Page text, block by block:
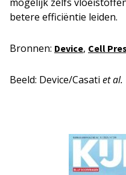
mogelijk zelfs
betere efficiëntie leiden.
Bronnen: Device, Cell
Beeld: Device/Casati et al.